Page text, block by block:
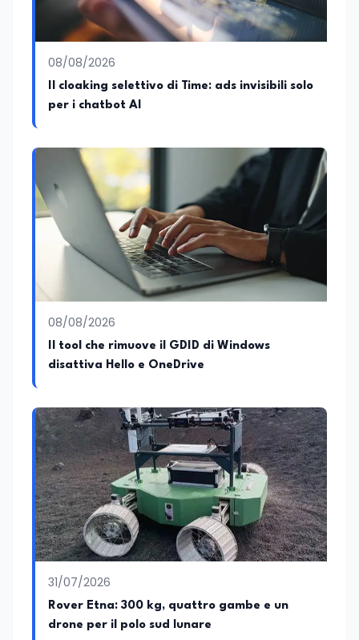
08/08/2026
Il cloaking selettivo di Time: ads invisibili solo
per i chatbot AI
08/08/2026
Il tool che rimuove il GDID di Windows
disattiva Hello e OneDrive
31/07/2026
Rover Etna: 300 kg, quattro gambe e un
drone per il polo sud lunare